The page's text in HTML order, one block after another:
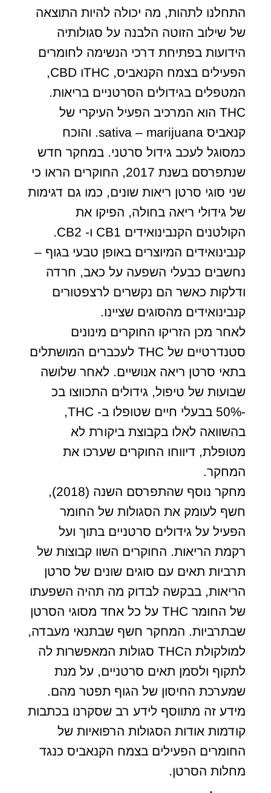
התחלנו לתהות, מה יכולה להיות התוצאה
של שילוב הזוטה הלבנה על סגולותיה
הידועות בפתיחת דרכי הנשימה לחומרים
הפעילים בצמח הקנאביס, THCו CBD,
המטפלים בגידולים הסרטניים בריאות.
THC הוא המרכיב הפעיל העיקרי של
קנאביס sativa – marijuana. והוכח
כמסוגל לעכב גידול סרטני. במחקר חדש
שנתפרסם בשנת 2017, החוקרים הראו כי
שני סוגי סרטן ריאות שונים, כמו גם דגימות
של גידולי ריאה בחולה, הפיקו את
הקולטנים הקנבינואידים CB1 ו- CB2.
קנבינואידים המיוצרים באופן טבעי בגוף –
נחשבים כבעלי השפעה על כאב, חרדה
ודלקות כאשר הם נקשרים לרצפטורים
קנבינואידים מהסוגים שציינו.
לאחר מכן הזריקו החוקרים מינונים
סטנדרטיים של THC לעכברים המושתלים
בתאי סרטן ריאה אנושיים. לאחר שלושה
שבועות של טיפול, גידולים התכווצו בכ
-50% בבעלי חיים שטופלו ב- THC,
בהשוואה לאלו בקבוצת ביקורת לא
מטופלת, דיווחו החוקרים שערכו את
המחקר.
מחקר נוסף שהתפרסם השנה (2018),
חשף לעומק את הסגולות של החומר
הפעיל על גידולים סרטניים בתוך ועל
רקמת הריאות. החוקרים השוו קבוצות של
תרביות תאים עם סוגים שונים של סרטן
הריאות, בבקשה לבדוק מה תהיה השפעתו
של החומר THC על כל אחד מסוגי הסרטן
שבתרביות. המחקר חשף שבתנאי מעבדה,
למולקולת הTHC סגולות המאפשרות לה
לתקוף ולסמן תאים סרטניים, על מנת
שמערכת החיסון של הגוף תפטר מהם.
מידע זה מתווסף לידע רב שסקרנו בכתבות
קודמות אודות הסגולות הרפואיות של
החומרים הפעילים בצמח הקנאביס כנגד
מחלות הסרטן.